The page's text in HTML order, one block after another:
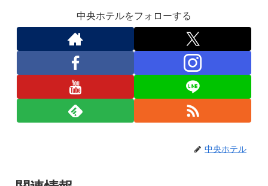
中央ホテルをフォローする
中央ホテル